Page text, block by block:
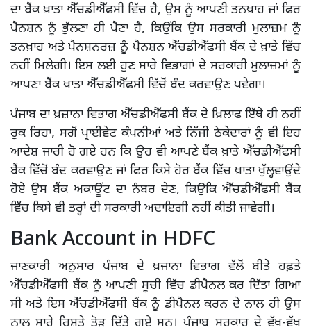
ਦਾ ਬੈਂਕ ਖ਼ਾਤਾ ਐੱਚਡੀਐੱਫਸੀ ਵਿੱਚ ਹੈ, ਉਸ ਨੂੰ ਆਪਣੀ ਤਨਖ਼ਾਹ ਜਾਂ ਫਿਰ
ਪੈਨਸ਼ਨ ਨੂੰ ਭੁੱਲਣਾ ਹੀ ਪੈਣਾ ਹੈ, ਕਿਉਂਕਿ ਉਸ ਸਰਕਾਰੀ ਮੁਲਾਜ਼ਮ ਨੂੰ
ਤਨਖ਼ਾਹ ਅਤੇ ਪੈਨਸ਼ਨਰਜ਼ ਨੂੰ ਪੈਨਸ਼ਨ ਐੱਚਡੀਐੱਫਸੀ ਬੈਂਕ ਦੇ ਖ਼ਾਤੇ ਵਿੱਚ
ਨਹੀਂ ਮਿਲੇਗੀ। ਇਸ ਲਈ ਹੁਣ ਸਾਰੇ ਵਿਭਾਗਾਂ ਦੇ ਸਰਕਾਰੀ ਮੁਲਾਜ਼ਮਾਂ ਨੂੰ
ਆਪਣਾ ਬੈਂਕ ਖ਼ਾਤਾ ਐੱਚਡੀਐੱਫਸੀ ਵਿੱਚੋਂ ਬੰਦ ਕਰਵਾਉਣ ਪਵੇਗਾ।
ਪੰਜਾਬ ਦਾ ਖ਼ਜ਼ਾਨਾ ਵਿਭਾਗ ਐੱਚਡੀਐੱਫਸੀ ਬੈਂਕ ਦੇ ਖ਼ਿਲਾਫ ਇੱਥੇ ਹੀ ਨਹੀਂ
ਰੁਕ ਰਿਹਾ, ਸਗੋਂ ਪ੍ਰਾਈਵੇਟ ਕੰਪਨੀਆਂ ਅਤੇ ਨਿੱਜੀ ਠੇਕੇਦਾਰਾਂ ਨੂੰ ਵੀ ਇਹ
ਆਦੇਸ਼ ਜਾਰੀ ਹੋ ਗਏ ਹਨ ਕਿ ਉਹ ਵੀ ਆਪਣੇ ਬੈਂਕ ਖ਼ਾਤੇ ਐੱਚਡੀਐੱਫਸੀ
ਬੈਂਕ ਵਿੱਚੋਂ ਬੰਦ ਕਰਵਾਉਣ ਜਾਂ ਫਿਰ ਕਿਸੇ ਹੋਰ ਬੈਂਕ ਵਿੱਚ ਖ਼ਾਤਾ ਖੁੱਲ੍ਹਵਾਉਂਦੇ
ਹੋਏ ਉਸ ਬੈਂਕ ਅਕਾਊਂਟ ਦਾ ਨੰਬਰ ਦੇਣ, ਕਿਉਂਕਿ ਐੱਚਡੀਐੱਫਸੀ ਬੈਂਕ
ਵਿੱਚ ਕਿਸੇ ਵੀ ਤਰ੍ਹਾਂ ਦੀ ਸਰਕਾਰੀ ਅਦਾਇਗੀ ਨਹੀਂ ਕੀਤੀ ਜਾਵੇਗੀ।
Bank Account in HDFC
ਜਾਣਕਾਰੀ ਅਨੁਸਾਰ ਪੰਜਾਬ ਦੇ ਖ਼ਜਾਨਾ ਵਿਭਾਗ ਵੱਲੋਂ ਬੀਤੇ ਹਫ਼ਤੇ
ਐੱਚਡੀਐੱਫਸੀ ਬੈਂਕ ਨੂੰ ਆਪਣੀ ਸੂਚੀ ਵਿੱਚ ਡੀਪੈਨਲ ਕਰ ਦਿੱਤਾ ਗਿਆ
ਸੀ ਅਤੇ ਇਸ ਐੱਚਡੀਐੱਫਸੀ ਬੈਂਕ ਨੂੰ ਡੀਪੈਨਲ ਕਰਨ ਦੇ ਨਾਲ ਹੀ ਉਸ
ਨਾਲ ਸਾਰੇ ਰਿਸ਼ਤੇ ਤੋੜ ਦਿੱਤੇ ਗਏ ਸਨ। ਪੰਜਾਬ ਸਰਕਾਰ ਦੇ ਵੱਖ-ਵੱਖ